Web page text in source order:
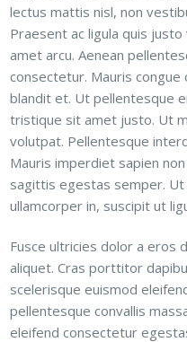
lectus mattis nisl, non
Praesent ac ligula quis
amet arcu. Aenean
consectetur. Mauris
blandit et. Ut pellentesque
tristique sit amet justo. Ut
volutpat. Pellentesque
Mauris imperdiet sapien
sagittis egestas semper.
ullamcorper in, suscipit ut
Fusce ultricies dolor a eros
aliquet. Cras porttitor
scelerisque euismod
pellentesque convallis
eleifend consectetur